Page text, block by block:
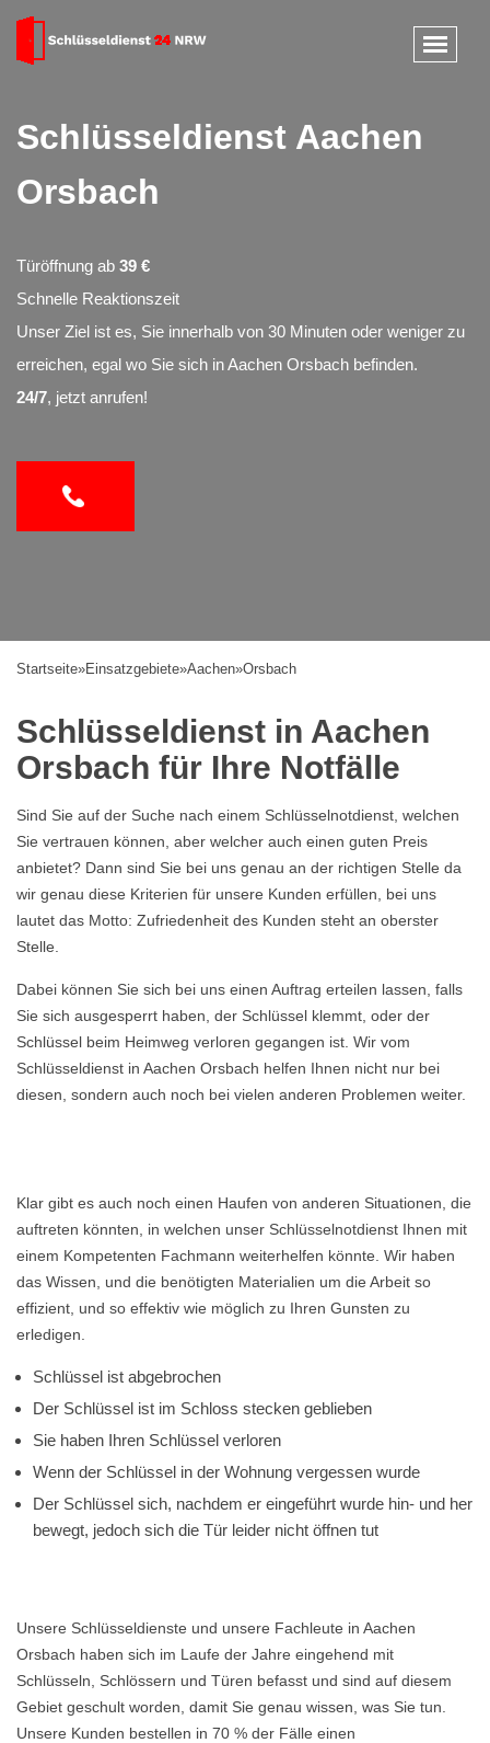
Schlüsseldienst Aachen
Orsbach
Türöffnung ab 39 €
Schnelle Reaktionszeit
Unser Ziel ist es, Sie innerhalb von 30 Minuten oder weniger zu
erreichen, egal wo Sie sich in Aachen Orsbach befinden.
24/7, jetzt anrufen!
Startseite»Einsatzgebiete»Aachen»Orsbach
Schlüsseldienst in Aachen
Orsbach für Ihre Notfälle
Sind Sie auf der Suche nach einem Schlüsselnotdienst, welchen
Sie vertrauen können, aber welcher auch einen guten Preis
anbietet? Dann sind Sie bei uns genau an der richtigen Stelle da
wir genau diese Kriterien für unsere Kunden erfüllen, bei uns
lautet das Motto: Zufriedenheit des Kunden steht an oberster
Stelle.
Dabei können Sie sich bei uns einen Auftrag erteilen lassen, falls
Sie sich ausgesperrt haben, der Schlüssel klemmt, oder der
Schlüssel beim Heimweg verloren gegangen ist. Wir vom
Schlüsseldienst in Aachen Orsbach helfen Ihnen nicht nur bei
diesen, sondern auch noch bei vielen anderen Problemen weiter.
Klar gibt es auch noch einen Haufen von anderen Situationen, die
auftreten könnten, in welchen unser Schlüsselnotdienst Ihnen mit
einem Kompetenten Fachmann weiterhelfen könnte. Wir haben
das Wissen, und die benötigten Materialien um die Arbeit so
effizient, und so effektiv wie möglich zu Ihren Gunsten zu
erledigen.
Schlüssel ist abgebrochen
Der Schlüssel ist im Schloss stecken geblieben
Sie haben Ihren Schlüssel verloren
Wenn der Schlüssel in der Wohnung vergessen wurde
Der Schlüssel sich, nachdem er eingeführt wurde hin- und her
bewegt, jedoch sich die Tür leider nicht öffnen tut
Unsere Schlüsseldienste und unsere Fachleute in Aachen
Orsbach haben sich im Laufe der Jahre eingehend mit
Schlüsseln, Schlössern und Türen befasst und sind auf diesem
Gebiet geschult worden, damit Sie genau wissen, was Sie tun.
Unsere Kunden bestellen in 70 % der Fälle einen